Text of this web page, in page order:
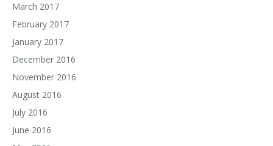
March 2017
February 2017
January 2017
December 2016
November 2016
August 2016
July 2016
June 2016